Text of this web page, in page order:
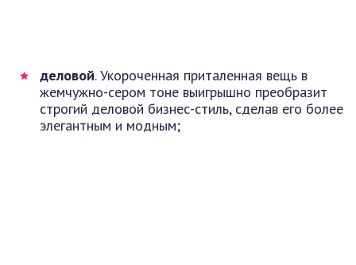
деловой. Укороченная приталенная вещь в
жемчужно-сером тоне выигрышно преобразит
строгий деловой бизнес-стиль, сделав его более
элегантным и модным;